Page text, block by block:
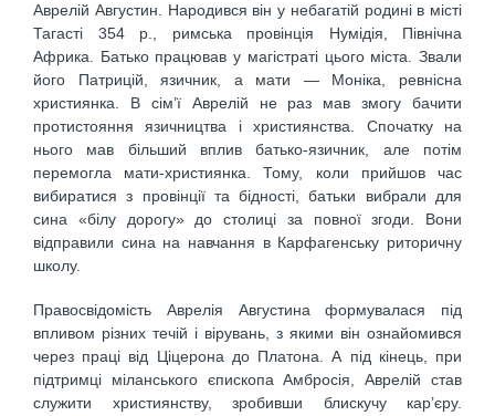
Аврелій Августин. Народився він у небагатій родині в місті
Тагасті 354 р., римська провінція Нумідія, Північна
Африка. Батько працював у магістраті цього міста. Звали
його Патрицій, язичник, а мати — Моніка, ревнісна
християнка. В сім’ї Аврелій не раз мав змогу бачити
протистояння язичництва і християнства. Спочатку на
нього мав більший вплив батько-язичник, але потім
перемогла мати-християнка. Тому, коли прийшов час
вибиратися з провінції та бідності, батьки вибрали для
сина «білу дорогу» до столиці за повної згоди. Вони
відправили сина на навчання в Карфагенську риторичну
школу.
Правосвідомість Аврелія Августина формувалася під
впливом різних течій і вірувань, з якими він ознайомився
через праці від Ціцерона до Платона. А під кінець, при
підтримці міланського єпископа Амбросія, Аврелій став
служити християнству, зробивши блискучу кар’єру.